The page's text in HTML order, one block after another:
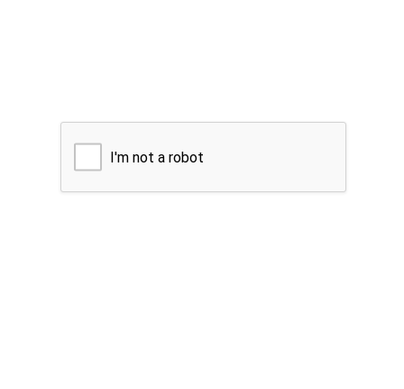
I'm not a robot